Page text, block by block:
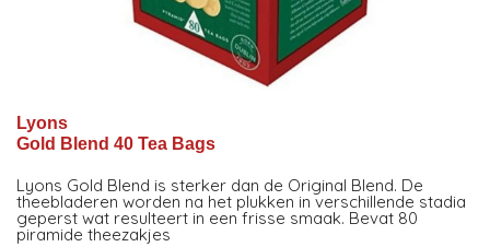
Lyons
Gold Blend 40 Tea Bags
Lyons Gold Blend is sterker dan de Original Blend. De
theebladeren worden na het plukken in verschillende stadia
geperst wat resulteert in een frisse smaak. Bevat 80
piramide theezakjes